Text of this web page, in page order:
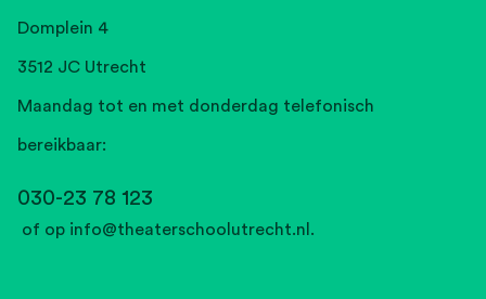
Domplein 4
3512 JC Utrecht
Maandag tot en met donderdag telefonisch
bereikbaar:
030-23 78 123
of op info@theaterschoolutrecht.nl .